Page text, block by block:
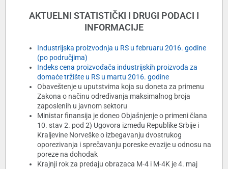
AKTUELNI STATISTIČKI I DRUGI PODACI I
INFORMACIJE
Industrijska proizvodnja u RS u februaru 2016. godine
(po područjima)
Indeks cena proizvođača industrijskih proizvoda za
domaće tržište u RS u martu 2016. godine
Obaveštenje u uputstvima koja su doneta za primenu
Zakona o načinu određivanja maksimalnog broja
zaposlenih u javnom sektoru
Ministar finansija je doneo Objašnjenje o primeni člana
10. stav 2. pod 2) Ugovora između Republike Srbije i
Kraljevine Norveške o izbegavanju dvostrukog
oporezivanja i sprečavanju poreske evazije u odnosu na
poreze na dohodak
Krajnji rok za predaju obrazaca M-4 i M-4K je 4. maj